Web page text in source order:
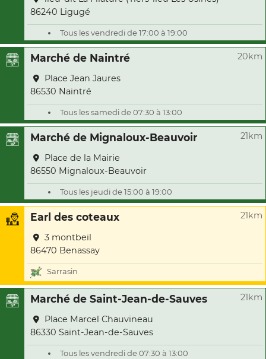
86240 Ligugé
Tous les vendredi de 17:00 à 19:00
Marché de Naintré 20km
Place Jean Jaures
86530 Naintré
Tous les samedi de 07:30 à 13:00
Marché de Mignaloux-Beauvoir 21km
Place de la Mairie
86550 Mignaloux-Beauvoir
Tous les jeudi de 15:00 à 19:00
Earl des coteaux 21km
3 montbeil
86470 Benassay
Sarrasin
Marché de Saint-Jean-de-Sauves 21km
Place Marcel Chauvineau
86330 Saint-Jean-de-Sauves
Tous les vendredi de 07:30 à 13:00